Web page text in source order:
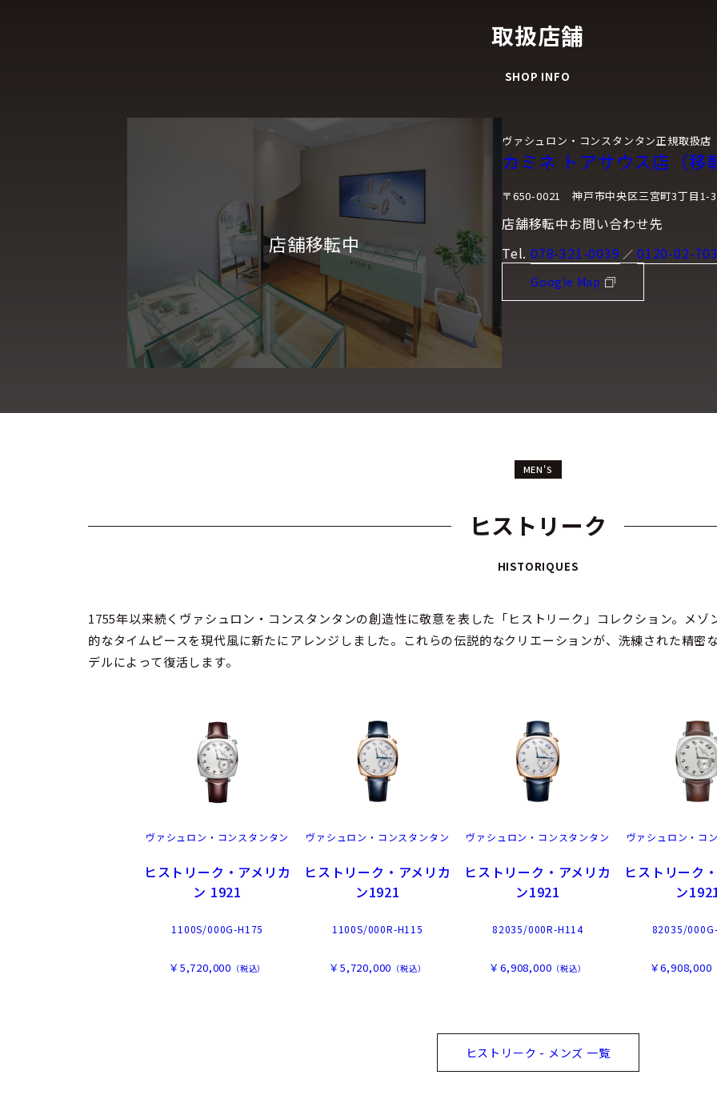
取扱店舗
SHOP INFO
ヴァシュロン・コンスタンタン正規取扱店
カミネ トアサウス店（移
〒650-0021 神戸市中央区三宮町3丁目1-
店舗移転中お問い合わせ先
Tel. 078-321-0039 ／ 0120-02-
Google Map
MEN'S
ヒストリーク
HISTORIQUES
1755年以来続くヴァシュロン・コンスタンタンの創造性に敬意を表した「ヒストリーク」コレクション。メ
的なタイムピースを現代風に新たにアレンジしました。これらの伝説的なクリエーションが、洗練された精密
デルによって復活します。
ヴァシュロン・コンスタンタン
ヒストリーク・アメリカ
ン 1921
1100S/000G-H175
￥5,720,000 （税込）
ヴァシュロン・コンスタンタン
ヒストリーク・アメリカ
ン1921
1100S/000R-H115
￥5,720,000 （税込）
ヴァシュロン・コンスタンタン
ヒストリーク・アメリカ
ン1921
82035/000R-H114
￥6,908,000 （税込）
ヴァシュロン・コ
ヒストリーク
ン
82035/
￥6,908,000
ヒストリーク - メンズ 一覧